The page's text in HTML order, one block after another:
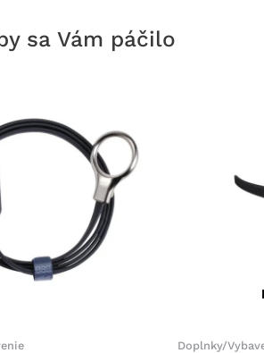
sa Vám páčilo
Doplnky/